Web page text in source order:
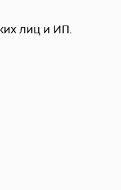
лиц и ИП.